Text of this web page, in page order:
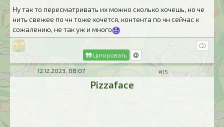
Ну так то пересматривать их можно сколько хочешь, но че
нить свежее по чн тоже хочется, контента по чн сейчас к
сожалению, не так уж и много
Цитировать
12.12.2023, 08:07 #15
Pizzaface